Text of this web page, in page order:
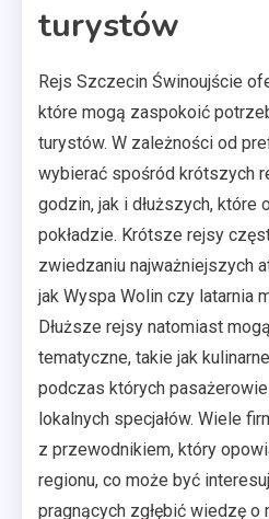
turystów
Rejs Szczecin Świnoujście
które mogą zaspokoić
turystów. W zależności od
wybierać spośród krótszych
godzin, jak i dłuższych, które
pokładzie. Krótsze rejsy
zwiedzaniu najważniejszych
jak Wyspa Wolin czy latarnia
Dłuższe rejsy natomiast
tematyczne, takie jak
podczas których
lokalnych specjałów. Wiele
z przewodnikiem, który
regionu, co może być
pragnących zgłębić wiedzę o